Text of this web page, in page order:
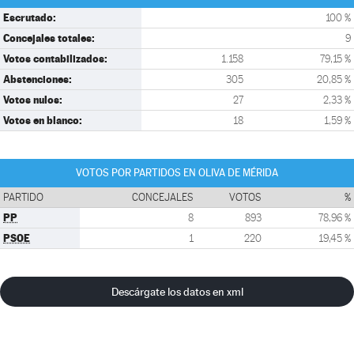
Escrutado: 100 %
Concejales totales: 9
Votos contabilizados: 1.158 79,15 %
Abstenciones: 305 20,85 %
Votos nulos: 27 2,33 %
Votos en blanco: 18 1,59 %
VOTOS POR PARTIDOS EN OLIVA DE MÉRIDA
PARTIDO CONCEJALES VOTOS %
PP 8 893 78,96 %
PSOE 1 220 19,45 %
Descárgate los datos en xml